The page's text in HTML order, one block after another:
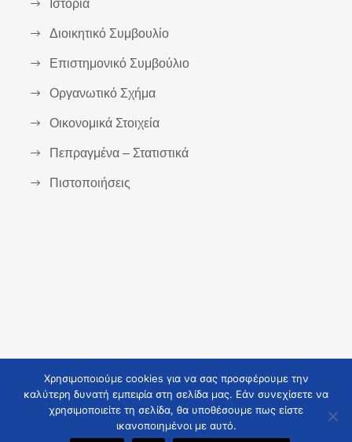
Ιστορία
Διοικητικό Συμβουλίο
Επιστημονικό Συμβούλιο
Οργανωτικό Σχήμα
Οικονομικά Στοιχεία
Πεπραγμένα – Στατιστικά
Πιστοποιήσεις
COPYRIGHT 2021 TZANEIO, ALL RIGHTS
RESERVED
Χρησιμοποιούμε cookies για να σας προσφέρουμε την
καλύτερη δυνατή εμπειρία στη σελίδα μας. Εάν συνεχίσετε να
χρησιμοποιείτε τη σελίδα, θα υποθέσουμε πως είστε
ικανοποιημένοι με αυτό.